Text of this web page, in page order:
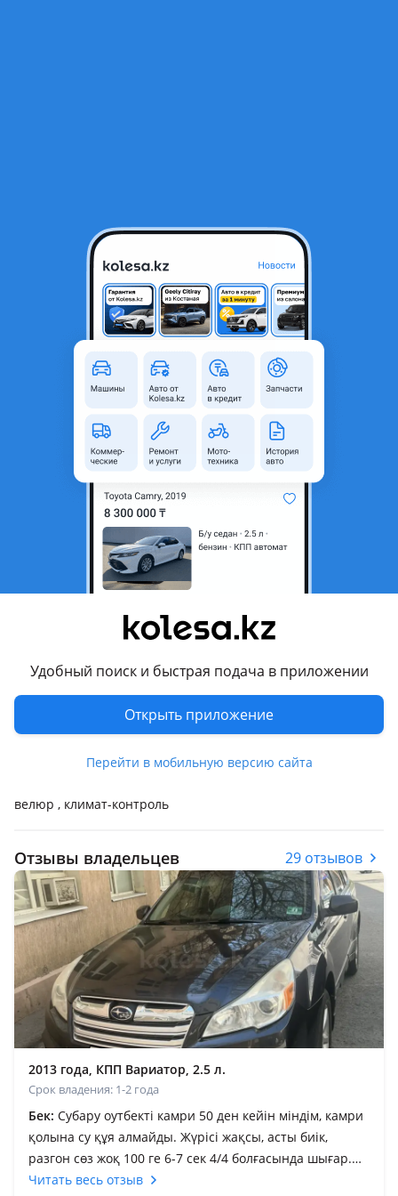
Удобный поиск и быстрая подача в приложении
Открыть приложение
Перейти в мобильную версию сайта
Subaru Outback 2012 года
Объявление находится в архиве и может быть
Шымкент, Туркестанская
2012 - 2014 4 поколение
Универсал
Объем двигателя, л
151 000 км
Вариатор
Привод
Полный привод
Руль
Слева
Цвет
белый
Растаможен в Казахстане
велюр , климат-контроль
Отзывы владельцев 29 отзывов
2013 года, КПП Вариатор, 2.5 л.
Срок владения: 1-2 года
Бек: Субару оутбекті камри 50 ден кейін міндім, камри
қолына су құя алмайды. Жүрісі жақсы, асты биік,
разгон сөз жоқ 100 ге 6-7 сек 4/4 болғасында шығар.
Шумкасы жақсы, көлік салмақты. Бір сөзбен көлік
Читать весь отзыв